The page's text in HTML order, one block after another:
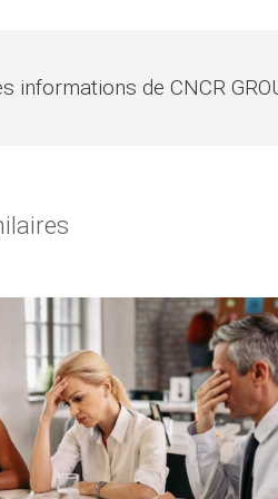
informations de CNCR